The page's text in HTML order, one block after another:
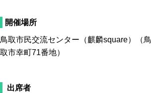
開催場所
鳥取市民交流センター（麒麟square）（鳥
取市幸町71番地）
出席者